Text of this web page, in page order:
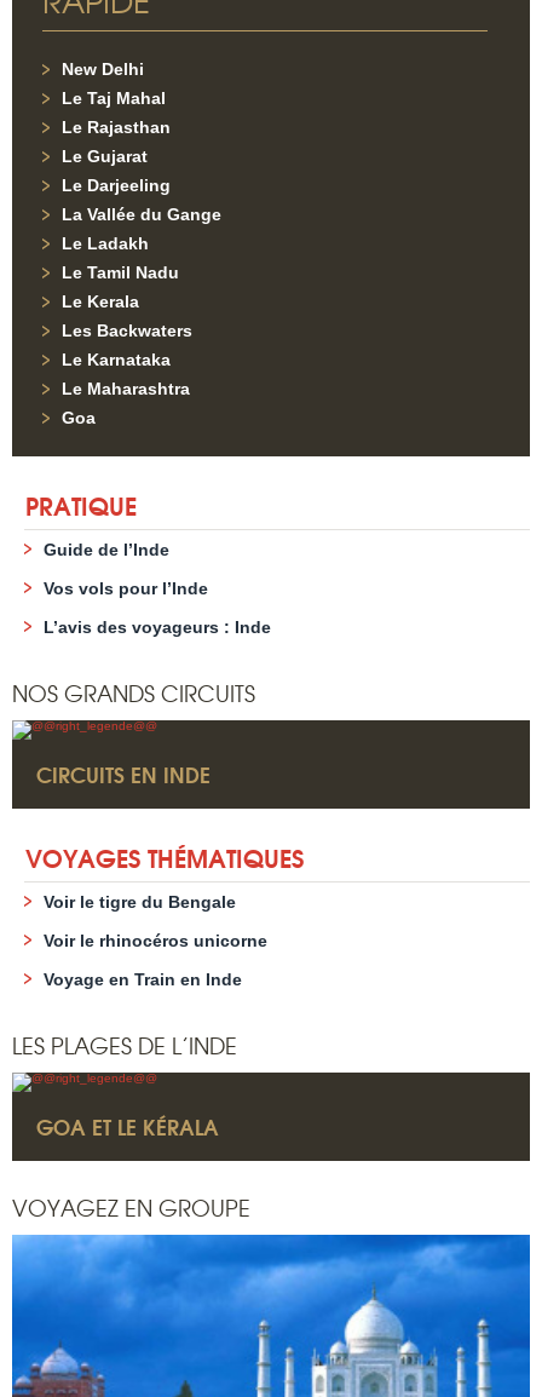
New Delhi
Le Taj Mahal
Le Rajasthan
Le Gujarat
Le Darjeeling
La Vallée du Gange
Le Ladakh
Le Tamil Nadu
Le Kerala
Les Backwaters
Le Karnataka
Le Maharashtra
Goa
PRATIQUE
Guide de l’Inde
Vos vols pour l’Inde
L’avis des voyageurs : Inde
NOS GRANDS CIRCUITS
CIRCUITS EN INDE
VOYAGES THÉMATIQUES
Voir le tigre du Bengale
Voir le rhinocéros unicorne
Voyage en Train en Inde
LES PLAGES DE L’INDE
GOA ET LE KÉRALA
VOYAGEZ EN GROUPE